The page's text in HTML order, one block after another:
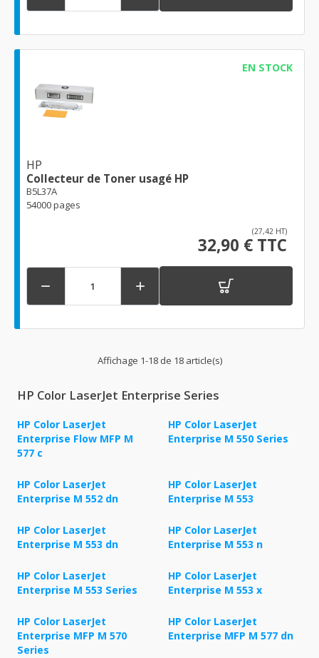
EN STOCK
HP
Collecteur de Toner usagé HP
B5L37A
54000 pages
(27,42 HT)
32,90 € TTC
 
Affichage 1-18 de 18 article(s)
HP Color LaserJet Enterprise Series
HP Color LaserJet
Enterprise Flow MFP M
577 c
HP Color LaserJet
Enterprise M 550 Series
HP Color LaserJet
Enterprise M 552 dn
HP Color LaserJet
Enterprise M 553
HP Color LaserJet
Enterprise M 553 dn
HP Color LaserJet
Enterprise M 553 n
HP Color LaserJet
Enterprise M 553 Series
HP Color LaserJet
Enterprise M 553 x
HP Color LaserJet
Enterprise MFP M 570
Series
HP Color LaserJet
Enterprise MFP M 577 dn